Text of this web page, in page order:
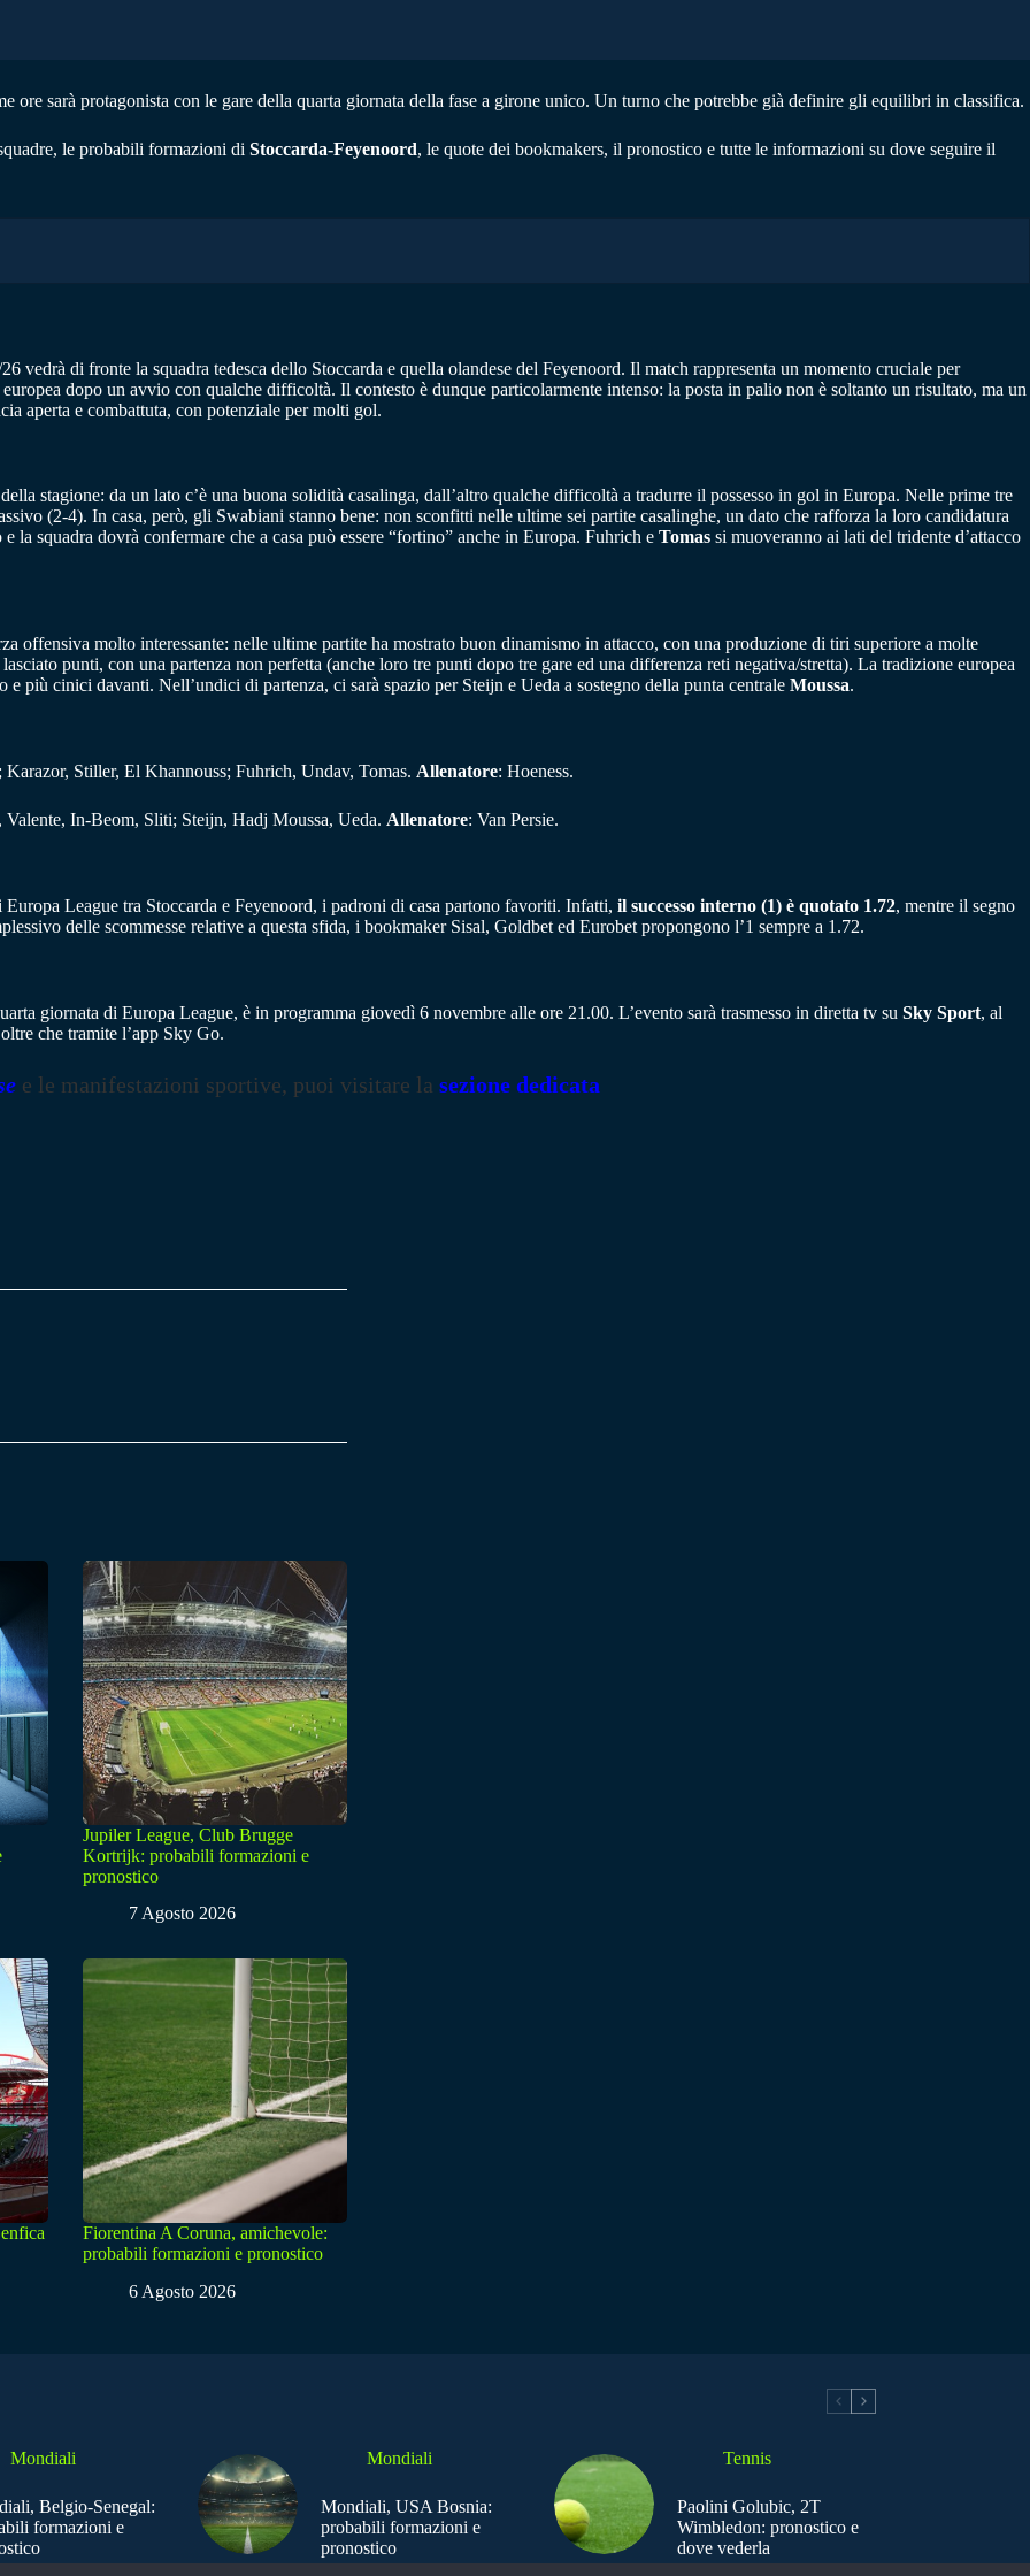
ore sarà protagonista con le gare della quarta giornata della fase a girone unico. Un turno che potrebbe già definire gli equilibri in classifica.
le probabili formazioni di Stoccarda-Feyenoord, le quote dei bookmakers, il pronostico e tutte le informazioni su dove seguire il
vedrà di fronte la squadra tedesca dello Stoccarda e quella olandese del Feyenoord. Il match rappresenta un momento cruciale per
dopo un avvio con qualche difficoltà. Il contesto è dunque particolarmente intenso: la posta in palio non è soltanto un risultato, ma un
aperta e combattuta, con potenziale per molti gol.
stagione: da un lato c’è una buona solidità casalinga, dall’altro qualche difficoltà a tradurre il possesso in gol in Europa. Nelle prime tre
(2-4). In casa, però, gli Swabiani stanno bene: non sconfitti nelle ultime sei partite casalinghe, un dato che rafforza la loro candidatura
la squadra dovrà confermare che a casa può essere “fortino” anche in Europa. Fuhrich e Tomas si muoveranno ai lati del tridente d’attacco
offensiva molto interessante: nelle ultime partite ha mostrato buon dinamismo in attacco, con una produzione di tiri superiore a molte
punti, con una partenza non perfetta (anche loro tre punti dopo tre gare ed una differenza reti negativa/stretta). La tradizione europea
più cinici davanti. Nell’undici di partenza, ci sarà spazio per Steijn e Ueda a sostegno della punta centrale Moussa.
Stiller, El Khannouss; Fuhrich, Undav, Tomas. Allenatore: Hoeness.
In-Beom, Sliti; Steijn, Hadj Moussa, Ueda. Allenatore: Van Persie.
League tra Stoccarda e Feyenoord, i padroni di casa partono favoriti. Infatti, il successo interno (1) è quotato 1.72, mentre il segno
delle scommesse relative a questa sfida, i bookmaker Sisal, Goldbet ed Eurobet propongono l’1 sempre a 1.72.
giornata di Europa League, è in programma giovedì 6 novembre alle ore 21.00. L’evento sarà trasmesso in diretta tv su Sky Sport, al
che tramite l’app Sky Go.
e le manifestazioni sportive, puoi visitare la sezione dedicata
Jupiler League, Club Brugge
Kortrijk: probabili formazioni e
pronostico
7 Agosto 2026
Fiorentina A Coruna, amichevole:
probabili formazioni e pronostico
6 Agosto 2026
Mondiali
Belgio-Senegal:
formazioni e
Mondiali
Mondiali, USA Bosnia:
probabili formazioni e
pronostico
Tennis
Paolini Golubic, 2T
Wimbledon: pronostico e
dove vederla